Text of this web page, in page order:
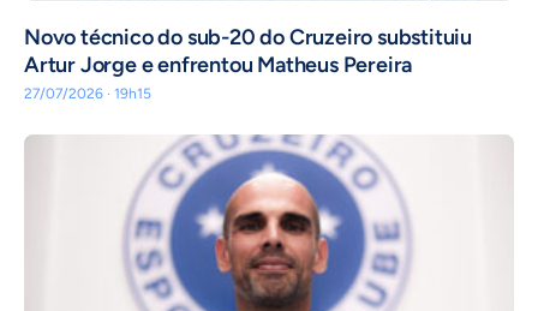
Novo técnico do sub-20 do Cruzeiro substituiu
Artur Jorge e enfrentou Matheus Pereira
27/07/2026 · 19h15